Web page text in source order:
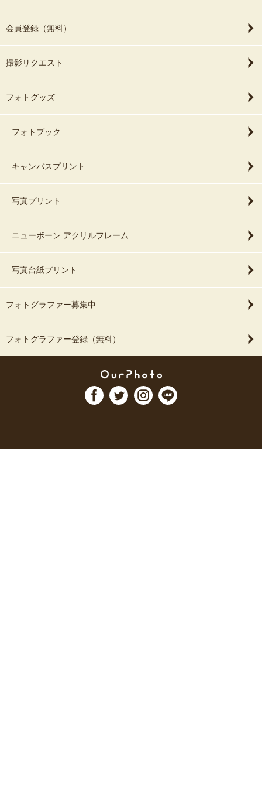
会員登録（無料）
撮影リクエスト
フォトグッズ
フォトブック
キャンバスプリント
写真プリント
ニューボーン アクリルフレーム
写真台紙プリント
フォトグラファー募集中
フォトグラファー登録（無料）